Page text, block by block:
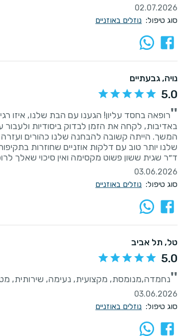
02.07.2026
סוג טיפול: נוזלים באוזניים
נויה, גבעתיים
5.0
''רופאה בחסד עליון! הגענו עם הבת שלנו, איזו
באדיבות, לקחה את הזמן לבדוק ביסודיות ולעבור
המשך. הייתה קשובה להבחנה שלנו כהורים
ד״ר שגית ששון פשוט מקסימה ואין סיכוי שאלך
03.06.2026
סוג טיפול: נוזלים באוזניים
טל, תל אביב
5.0
''נחמדה,מנומסת, מקצועית, נעימה, שירותית,
03.06.2026
סוג טיפול: נוזלים באוזניים